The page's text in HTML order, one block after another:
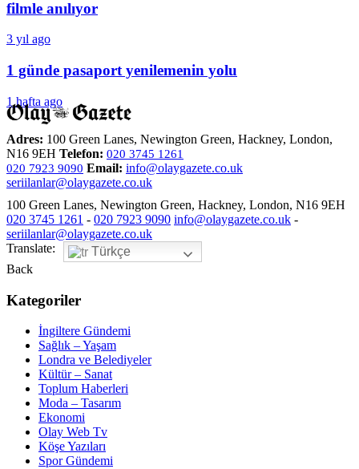
filmle anılıyor
3 yıl ago
1 günde pasaport yenilemenin yolu
1 hafta ago
Adres: 100 Green Lanes, Newington Green, Hackney, London,
N16 9EH Telefon: 020 3745 1261
020 7923 9090 Email: info@olaygazete.co.uk
seriilanlar@olaygazete.co.uk
100 Green Lanes, Newington Green, Hackney, London, N16 9EH
020 3745 1261 - 020 7923 9090 info@olaygazete.co.uk -
seriilanlar@olaygazete.co.uk
Translate:
Türkçe
Back
Kategoriler
İngiltere Gündemi
Sağlık – Yaşam
Londra ve Belediyeler
Kültür – Sanat
Toplum Haberleri
Moda – Tasarım
Ekonomi
Olay Web Tv
Köşe Yazıları
Spor Gündemi